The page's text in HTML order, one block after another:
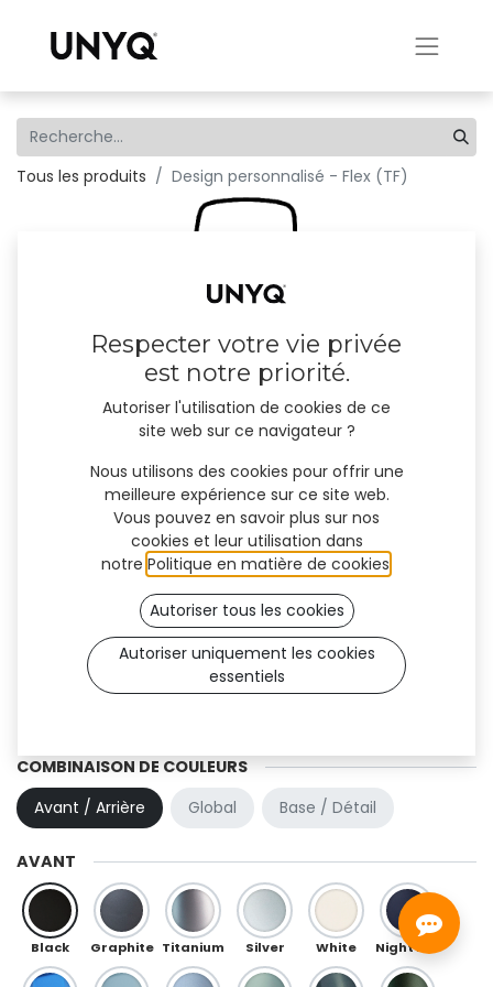
Tous les produits Design personnalisé - Flex (TF)
Design personnalisé - Flex (TF)
COMBINAISON DE COULEURS
Avant / Arrière
Global Base / Détail
AVANT
Black Graphite Titanium Silver White
Respecter votre vie privée
est notre priorité.
Autoriser l'utilisation de cookies de ce
site web sur ce navigateur ?
Nous utilisons des cookies pour offrir une
meilleure expérience sur ce site web.
Vous pouvez en savoir plus sur nos
cookies et leur utilisation dans
notre Politique en matière de cookies
Autoriser tous les cookies
Autoriser uniquement les cookies
essentiels